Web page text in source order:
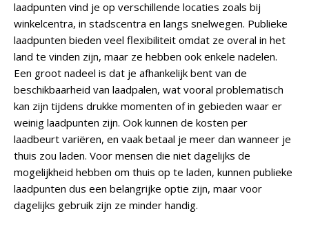
laadpunten vind je op verschillende locaties zoals bij
winkelcentra, in stadscentra en langs snelwegen. Publieke
laadpunten bieden veel flexibiliteit omdat ze overal in het
land te vinden zijn, maar ze hebben ook enkele nadelen.
Een groot nadeel is dat je afhankelijk bent van de
beschikbaarheid van laadpalen, wat vooral problematisch
kan zijn tijdens drukke momenten of in gebieden waar er
weinig laadpunten zijn. Ook kunnen de kosten per
laadbeurt variëren, en vaak betaal je meer dan wanneer je
thuis zou laden. Voor mensen die niet dagelijks de
mogelijkheid hebben om thuis op te laden, kunnen publieke
laadpunten dus een belangrijke optie zijn, maar voor
dagelijks gebruik zijn ze minder handig.